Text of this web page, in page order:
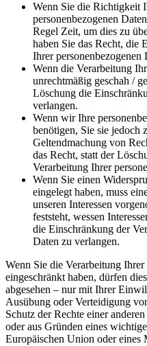
Wenn Sie die Richtigkeit
personenbezogenen
Regel Zeit, um dies zu
haben Sie das Recht, die
Ihrer personenbezogenen
Wenn die Verarbeitung
unrechtmäßig geschah /
Löschung die
verlangen.
Wenn wir Ihre
benötigen, Sie sie jedoch
Geltendmachung von
das Recht, statt der
Verarbeitung Ihrer
Wenn Sie einen
eingelegt haben, muss
unseren Interessen
feststeht, wessen
die Einschränkung der
Daten zu verlangen.
Wenn Sie die Verarbeitung Ihrer
eingeschränkt haben, dürfen
abgesehen – nur mit Ihrer
Ausübung oder Verteidigung
Schutz der Rechte einer
oder aus Gründen eines
Europäischen Union oder eines